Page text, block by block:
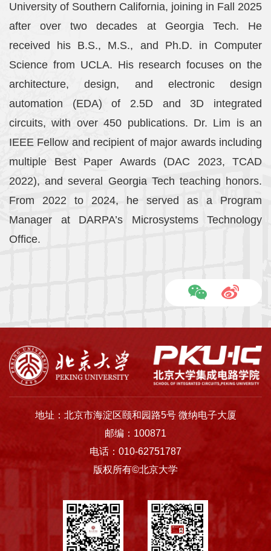
University of Southern California, joining in Fall 2025
after over two decades at Georgia Tech. He
received his B.S., M.S., and Ph.D. in Computer
Science from UCLA. His research focuses on the
architecture, design, and electronic design
automation (EDA) of 2.5D and 3D integrated
circuits, with over 450 publications. Dr. Lim is an
IEEE Fellow and recipient of major awards including
multiple Best Paper Awards (DAC 2023, TCAD
2022), and several Georgia Tech teaching honors.
From 2022 to 2024, he served as a Program
Manager at DARPA’s Microsystems Technology
Office.
地址：北京市海淀区颐和园路5号 微纳电子大厦
邮编：100871
电话：010-62751787
版权所有©北京大学